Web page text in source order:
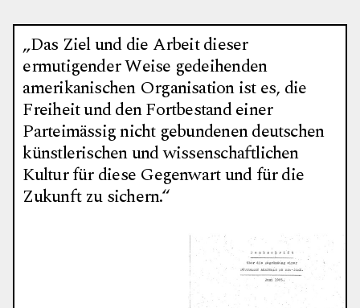
„Das Ziel und die Arbeit dieser
ermutigender Weise gedeihenden
amerikanischen Organisation ist es, die
Freiheit und den Fortbestand einer
Parteimässig nicht gebundenen deutschen
künstlerischen und wissenschaftlichen
Kultur für diese Gegenwart und für die
Zukunft zu sichern.“